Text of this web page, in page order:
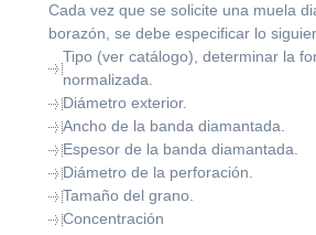
Cada vez que se solicite una muela
borazón, se debe especificar lo
Tipo (ver catálogo), determinar la
normalizada.
Diámetro exterior.
Ancho de la banda diamantada.
Espesor de la banda diamantada.
Diámetro de la perforación.
Tamaño del grano.
Concentración